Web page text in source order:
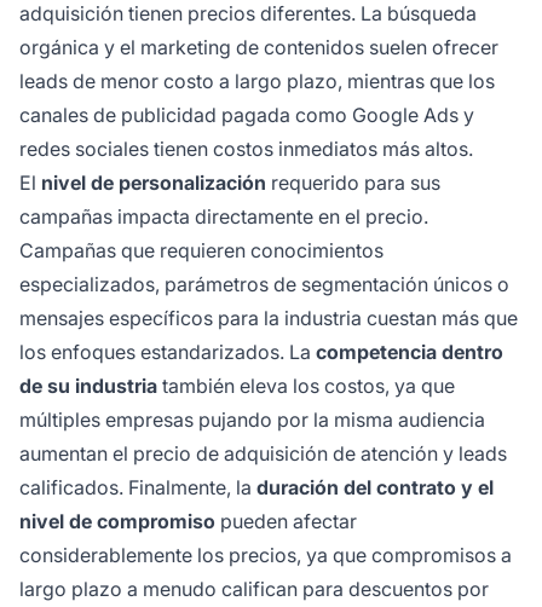
adquisición tienen precios diferentes. La búsqueda
orgánica y el marketing de contenidos suelen ofrecer
leads de menor costo a largo plazo, mientras que los
canales de publicidad pagada como Google Ads y
redes sociales tienen costos inmediatos más altos.
El nivel de personalización requerido para sus
campañas impacta directamente en el precio.
Campañas que requieren conocimientos
especializados, parámetros de segmentación únicos o
mensajes específicos para la industria cuestan más que
los enfoques estandarizados. La competencia dentro
de su industria también eleva los costos, ya que
múltiples empresas pujando por la misma audiencia
aumentan el precio de adquisición de atención y leads
calificados. Finalmente, la duración del contrato y el
nivel de compromiso pueden afectar
considerablemente los precios, ya que compromisos a
largo plazo a menudo califican para descuentos por